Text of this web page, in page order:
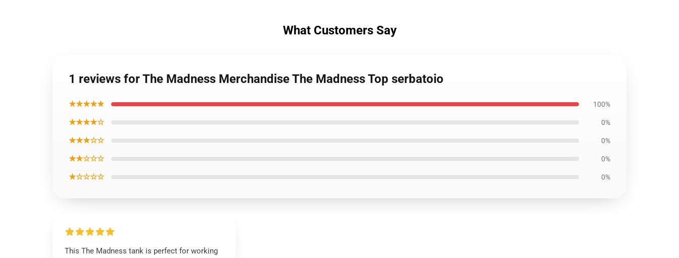
What Customers Say
1 reviews for The Madness Merchandise The Madness Top serbatoio
★★★★★ 100%
★★★★☆ 0%
★★★☆☆ 0%
★★☆☆☆ 0%
★☆☆☆☆ 0%
This The Madness tank is perfect for working